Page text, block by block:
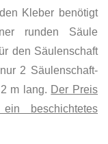
Kleber benötigt
runden Säule
den Säulenschaft
2 Säulenschaft-
m lang. Der Preis
beschichtetes